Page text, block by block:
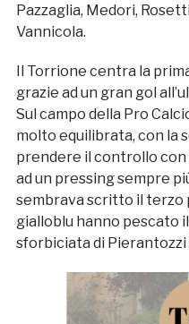
Pazzaglia, Medori,
Vannicola.
Il Torrione centra la
grazie ad un gran gol
Sul campo della Pro
molto equilibrata, con la
prendere il controllo con
ad un pressing sempre
sembrava scritto il terzo
gialloblu hanno pescato
sforbiciata di Pierantozzi